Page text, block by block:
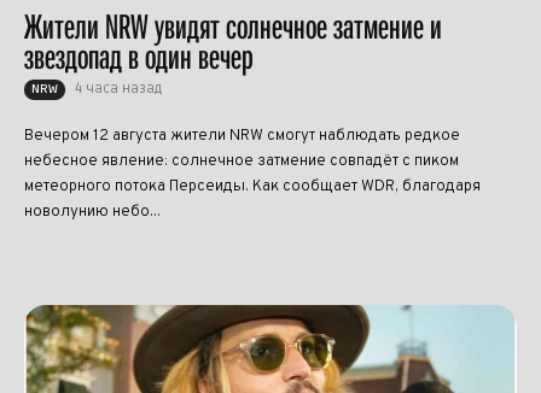
Жители NRW увидят солнечное затмение и
звездопад в один вечер
NRW 4 часа назад
Вечером 12 августа жители NRW смогут наблюдать редкое
небесное явление: солнечное затмение совпадёт с пиком
метеорного потока Персеиды. Как сообщает WDR, благодаря
новолунию небо...